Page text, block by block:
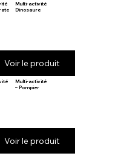
Multi-activité
Dinosaure
Voir le produit
Multi-activité
– Pompier
Voir le produit